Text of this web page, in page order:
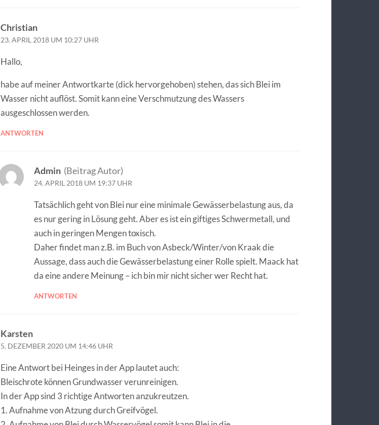
Christian
23. APRIL 2018 UM 10:27 UHR
Hallo,
habe auf meiner Antwortkarte (dick hervorgehoben) stehen, das sich Blei im
Wasser nicht auflöst. Somit kann eine Verschmutzung des Wassers
ausgeschlossen werden.
ANTWORTEN
Admin (Beitrag Autor)
24. APRIL 2018 UM 19:37 UHR
Tatsächlich geht von Blei nur eine minimale Gewässerbelastung aus, da
es nur gering in Lösung geht. Aber es ist ein giftiges Schwermetall, und
auch in geringen Mengen toxisch.
Daher findet man z.B. im Buch von Asbeck/Winter/von Kraak die
Aussage, dass auch die Gewässerbelastung einer Rolle spielt. Maack hat
da eine andere Meinung – ich bin mir nicht sicher wer Recht hat.
ANTWORTEN
Karsten
5. DEZEMBER 2020 UM 14:46 UHR
Eine Antwort bei Heinges in der App lautet auch:
Bleischrote können Grundwasser verunreinigen.
In der App sind 3 richtige Antworten anzukreutzen.
1. Aufnahme von Atzung durch Greifvögel.